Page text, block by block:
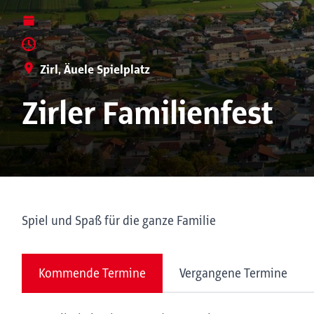
Zirl, Äuele Spielplatz
Zirler Familienfest
Spiel und Spaß für die ganze Familie
Kommende Termine Vergangene Termine